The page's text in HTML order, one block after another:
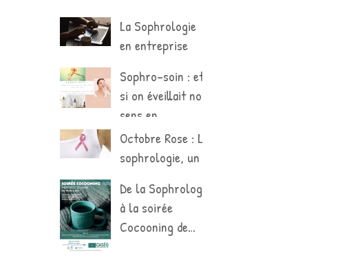
sophrologie
La Sophrologie
en entreprise
Sophro-soin : et
si on éveillait nos
sens en
pratiquant un
rituel de soins ?
Octobre Rose : La
sophrologie, un
pour le cancer du
sein
De la Sophrologie
à la soirée
Cocooning de